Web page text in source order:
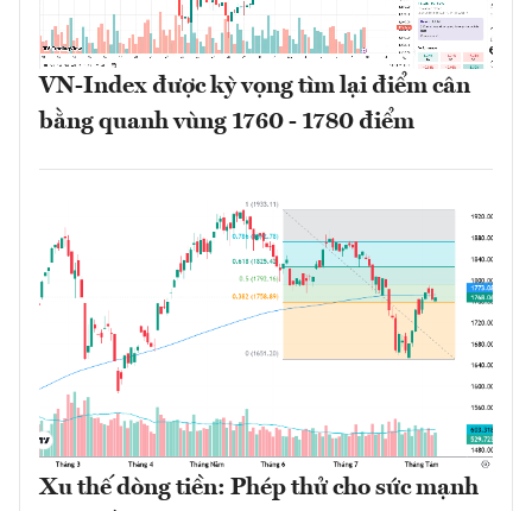
VN-Index được kỳ vọng tìm lại điểm cân
bằng quanh vùng 1760 - 1780 điểm
Xu thế dòng tiền: Phép thử cho sức mạnh